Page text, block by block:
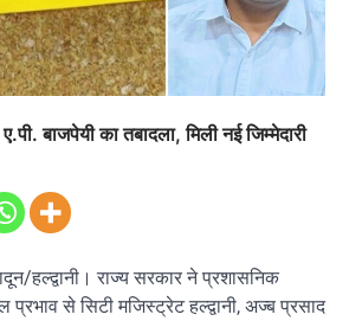
बाजपेयी का तबादला, मिली नई जिम्मेदारी
हल्द्वानी। राज्य सरकार ने प्रशासनिक
से सिटी मजिस्ट्रेट हल्द्वानी, अज्ब प्रसाद